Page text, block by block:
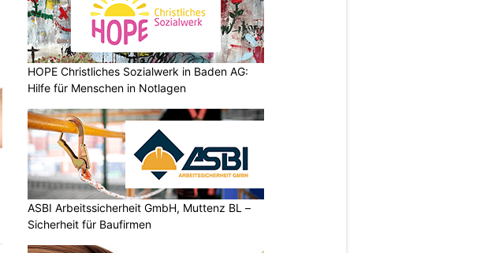
HOPE Christliches Sozialwerk in Baden AG:
Hilfe für Menschen in Notlagen
ASBI Arbeitssicherheit GmbH, Muttenz BL –
Sicherheit für Baufirmen